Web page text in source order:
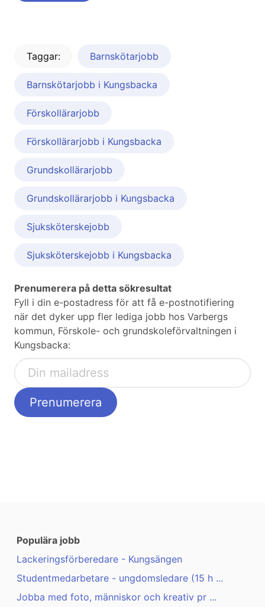
Taggar: Barnskötarjobb
Barnskötarjobb i Kungsbacka
Förskollärarjobb
Förskollärarjobb i Kungsbacka
Grundskollärarjobb
Grundskollärarjobb i Kungsbacka
Sjuksköterskejobb
Sjuksköterskejobb i Kungsbacka
Prenumerera på detta sökresultat
Fyll i din e-postadress för att få e-postnotifiering
när det dyker upp fler lediga jobb hos Varbergs
kommun, Förskole- och grundskoleförvaltningen i
Kungsbacka:
Populära jobb
Lackeringsförberedare - Kungsängen
Studentmedarbetare - ungdomsledare (15 h ...
Jobba med foto, människor och kreativ pr ...